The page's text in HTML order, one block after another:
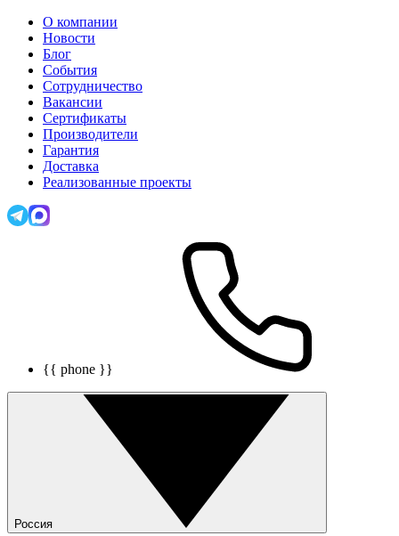
О компании
Новости
Блог
События
Сотрудничество
Вакансии
Сертификаты
Производители
Гарантия
Доставка
Реализованные проекты
{{ phone }}
Россия